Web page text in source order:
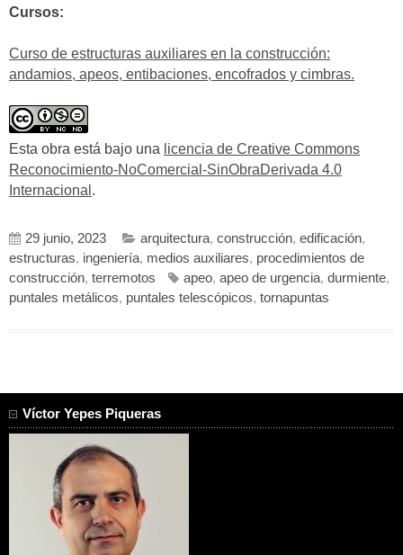
Cursos:
Curso de estructuras auxiliares en la construcción:
andamios, apeos, entibaciones, encofrados y cimbras.
Esta obra está bajo una licencia de Creative Commons
Reconocimiento-NoComercial-SinObraDerivada 4.0
Internacional .
29 junio, 2023 arquitectura, construcción, edificación,
estructuras, ingeniería, medios auxiliares, procedimientos de
construcción, terremotos apeo, apeo de urgencia, durmiente,
puntales metálicos, puntales telescópicos, tornapuntas
Víctor Yepes Piqueras